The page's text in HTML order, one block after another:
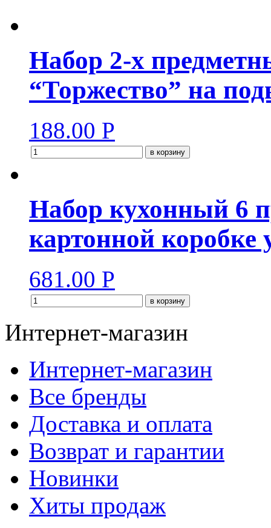
Набор 2-х
“Торжество” на
188.00 Р
в корзину
Набор кухонный 6
картонной
681.00 Р
в корзину
Интернет-магазин
Интернет-магазин
Все бренды
Доставка и оплата
Возврат и гарантии
Новинки
Хиты продаж